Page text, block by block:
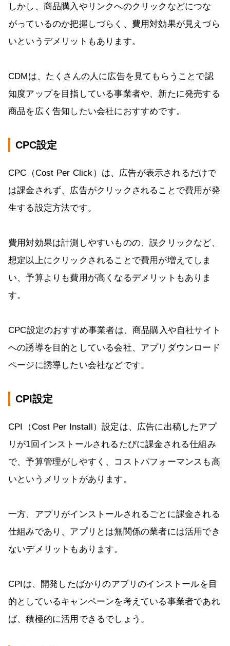
しかし、商品購入やリンクへのクリックなどにつな
がっているのか把握しづらく、費用対効果が見えづら
いというデメリットもあります。
CDMは、たくさんの人に広告を見てもらうことで認
知度アップを目指している事業者や、新たに発売する
商品を広く告知したい会社におすすめです。
CPC設定
CPC（Cost Per Click）は、広告が表示されるだけで
は課金されず、広告がクリックされることで費用が発
生する設定方法です。
費用対効果は計測しやすいものの、誤クリックなど、
想定以上にクリックされることで費用が増えてしま
い、予算よりも費用が高くなるデメリットもありま
す。
CPC設定のおすすめ事業者は、商品購入や自社サイト
への誘導を目的としている会社、アプリダウンロード
ページに誘導したい会社などです。
CPI設定
CPI（Cost Per Install）設定は、広告に出稿したアプ
リが1回インストールされるたびに課金される仕組み
で、予算管理がしやすく、コストパフォーマンスも高
いというメリットがあります。
一方、アプリがインストールされるごとに課金される
仕組みであり、アプリとは無関係の業者には活用でき
ないデメリットもあります。
CPIは、開発したばかりのアプリのインストールを目
的としているキャンペーンを考えている事業者であれ
ば、積極的に活用できるでしょう。